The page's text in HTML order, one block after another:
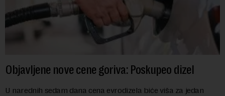
Objavljene nove cene goriva: Poskupeo dizel
U narednih sedam dana cena evrodizela biće viša za jedan